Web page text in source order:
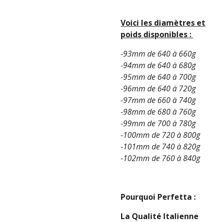
Voici les diamètres et
poids disponibles :
-93mm de 640 à 660g
-94mm de 640 à 680g
-95mm de 640 à 700g
-96mm de 640 à 720g
-97mm de 660 à 740g
-98mm de 680 à 760g
-99mm de 700 à 780g
-100mm de 720 à 800g
-101mm de 740 à 820g
-102mm de 760 à 840g
Pourquoi Perfetta :
La Qualité Italienne